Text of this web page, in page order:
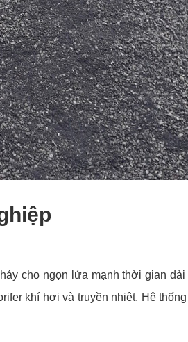
cho ngọn lửa mạnh thời gian
khí hơi và truyền nhiệt. Hệ